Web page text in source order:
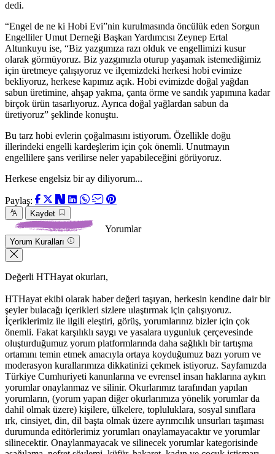
dedi.
“Engel de ne ki Hobi Evi”nin kurulmasında öncülük eden Sorgun
Engelliler Umut Derneği Başkan Yardımcısı Zeynep Ertal
Altunkuyu ise, “Biz yazgımıza razı olduk ve engellimizi kusur
olarak görmüyoruz. Biz yazgımızla oturup yaşamak istemediğimiz
için üretmeye çalışıyoruz ve ilçemizdeki herkesi hobi evimize
bekliyoruz, herkese kapımız açık. Hobi evimizde doğal yağdan
sabun üretimine, ahşap yakma, çanta örme ve sandık yapımına kadar
birçok ürün tasarlıyoruz. Ayrıca doğal yağlardan sabun da
üretiyoruz” şeklinde konuştu.
Bu tarz hobi evlerin çoğalmasını istiyorum. Özellikle doğu
illerindeki engelli kardeşlerim için çok önemli. Unutmayın
engellilere şans verilirse neler yapabileceğini görüyoruz.
Herkese engelsiz bir ay diliyorum...
Paylaş:
Kaydet
Yorumlar
Yorum Kuralları
Değerli HTHayat okurları,
HTHayat ekibi olarak haber değeri taşıyan, herkesin kendine dair bir
şeyler bulacağı içerikleri sizlere ulaştırmak için çalışıyoruz.
İçeriklerimiz ile ilgili eleştiri, görüş, yorumlarınız bizler için çok
önemli. Fakat karşılıklı saygı ve yasalara uygunluk çerçevesinde
oluşturduğumuz yorum platformlarında daha sağlıklı bir tartışma
ortamını temin etmek amacıyla ortaya koyduğumuz bazı yorum ve
moderasyon kurallarımıza dikkatinizi çekmek istiyoruz. Sayfamızda
Türkiye Cumhuriyeti kanunlarına ve evrensel insan haklarına aykırı
yorumlar onaylanmaz ve silinir. Okurlarımız tarafından yapılan
yorumların, (yorum yapan diğer okurlarımıza yönelik yorumlar da
dahil olmak üzere) kişilere, ülkelere, topluluklara, sosyal sınıflara
ırk, cinsiyet, din, dil başta olmak üzere ayrımcılık unsurları taşıması
durumunda editörlerimiz yorumları onaylamayacaktır ve yorumlar
silinecektir. Onaylanmayacak ve silinecek yorumlar kategorisinde